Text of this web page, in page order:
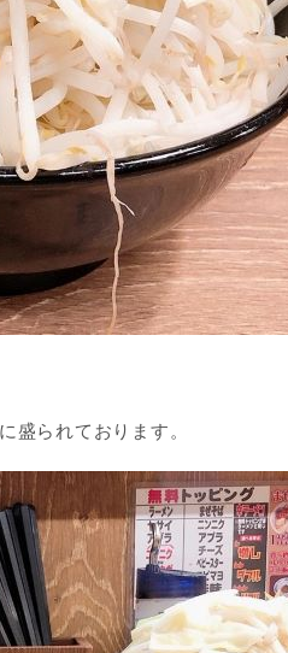
盛られております。